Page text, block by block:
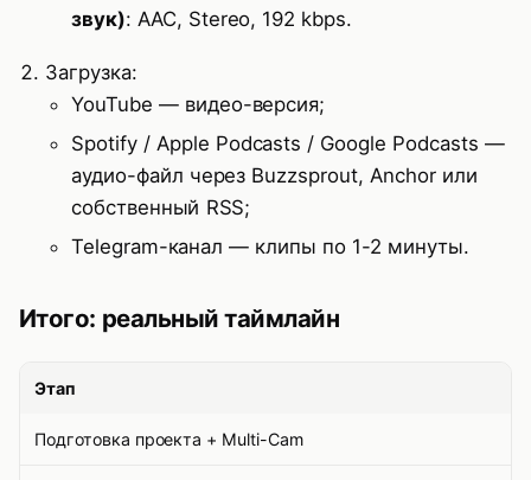
звук): AAC, Stereo, 192 kbps.
Загрузка:
YouTube — видео-версия;
Spotify / Apple Podcasts / Google Podcasts —
аудио-файл через Buzzsprout, Anchor или
собственный RSS;
Telegram-канал — клипы по 1-2 минуты.
Итого: реальный таймлайн
Этап
Подготовка проекта + Multi-Cam